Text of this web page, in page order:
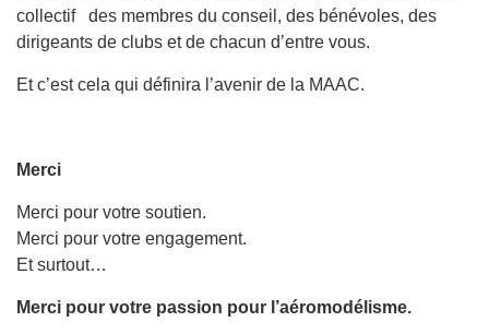
collectif des membres du conseil, des bénévoles, des
dirigeants de clubs et de chacun d’entre vous.
Et c’est cela qui définira l’avenir de la MAAC.
Merci
Merci pour votre soutien.
Merci pour votre engagement.
Et surtout…
Merci pour votre passion pour l’aéromodélisme.